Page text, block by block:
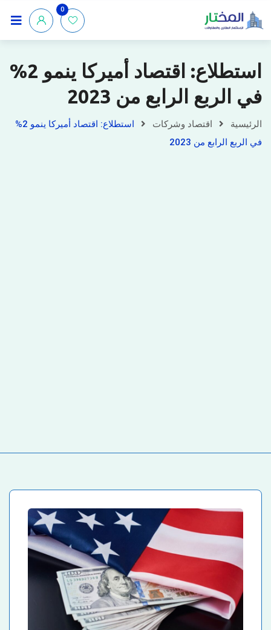
0
استطلاع: اقتصاد أميركا ينمو 2%
في الربع الرابع من 2023
الرئيسية اقتصاد وشركات
استطلاع: اقتصاد أميركا ينمو 2%
في الربع الرابع من 2023